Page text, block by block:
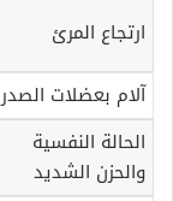
ارتجاع المرئ
آلام بعضلات الصدر
الحالة النفسية
والحزن الشديد